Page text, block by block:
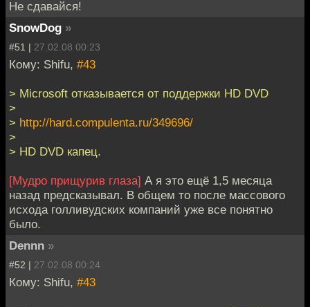
Не сдавайся!
SnowDog »
#51 | 27.02.08 00:23
Кому: Shifu, #43
> Microsoft отказывается от поддержки HD DVD
>
> http://hard.compulenta.ru/349696/
>
> HD DVD капец.
[Мудро прищурив глаза] А я это ещё 1,5 месяца
назад предсказывал. В общем то после массового
исхода голливудских компаний уже все понятно
было.
Dennn »
#52 | 27.02.08 00:24
Кому: Shifu, #43